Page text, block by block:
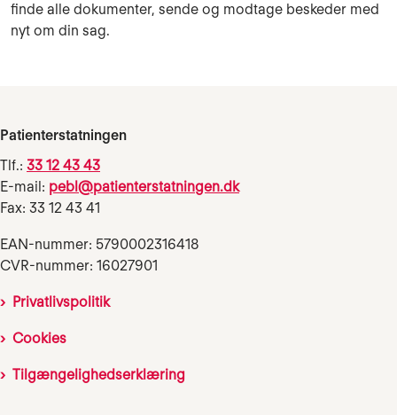
finde alle dokumenter, sende og modtage beskeder med
nyt om din sag.
Patienterstatningen
Tlf.: 33 12 43 43
E-mail: pebl@patienterstatningen.dk
Fax: 33 12 43 41
EAN-nummer: 5790002316418
CVR-nummer: 16027901
Privatlivspolitik
Cookies
Tilgængelighedserklæring